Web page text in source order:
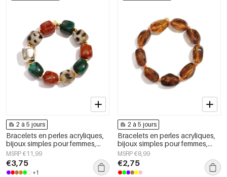
2 à 5 jours
Bracelets en perles acryliques,
bijoux simples pour femmes,
collection Daily Simple
MSRP €11,99
€3,75
+1
2 à 5 jours
Bracelets en perles acryliques,
bijoux simples pour femmes,
collection Daily Simple
MSRP €8,99
€2,75